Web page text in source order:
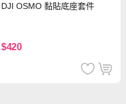
DJI OSMO 黏貼底座套件
$420